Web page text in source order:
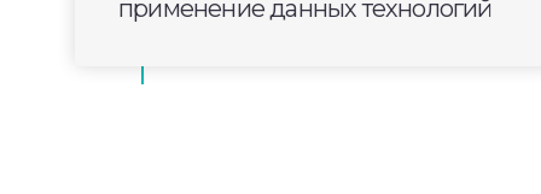
области
применение данных технологий